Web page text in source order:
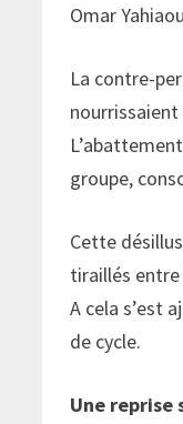
Omar
La contre-
nourrissaient
groupe,
Cette
tiraillés
A cela s’est
de cycle.
Une reprise